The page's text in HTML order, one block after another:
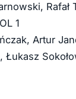
Rafał
1
Artur